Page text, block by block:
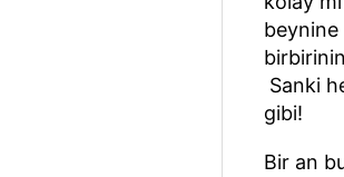
beynine
Sanki
gibi!
Bir an